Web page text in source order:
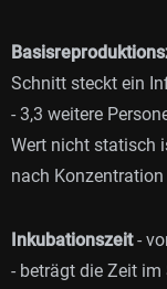
Schnitt steckt ein
- 3,3 weitere
Wert nicht statisch
nach
Inkubationszeit-
- beträgt die Zeit im